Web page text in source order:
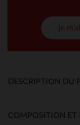
je
DESCRIPTION DU
COMPOSITION ET